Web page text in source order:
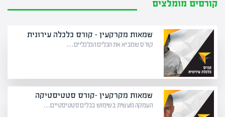
קורסים מומלצים
שמאות מקרקעין – קורס כלכלה עירונית
קורס שמביא את הכלים הכלכליים…
שמאות מקרקעין -קורס סטטיסטיקה
העמקה מעשית בשימוש בכלים סטטיסטיים…